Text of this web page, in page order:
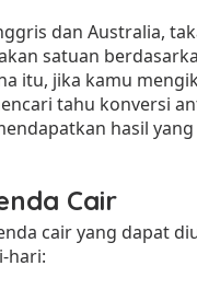
dan Australia,
satuan
itu, jika kamu
tahu konversi
hasil yang
Cair
cair yang dapat
hari: